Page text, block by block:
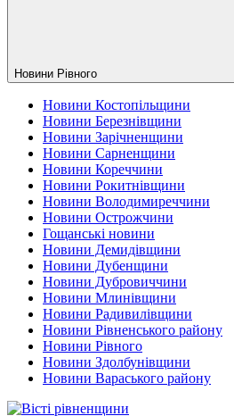
Новини Рiвного
Новини Костопільщини
Новини Березнівщини
Новини Зарічненщини
Новини Сарненщини
Новини Кореччини
Новини Рокитнівщини
Новини Володимиреччини
Новини Острожчини
Гощанські новини
Новини Демидівщини
Новини Дубенщини
Новини Дубровиччини
Новини Млинівщини
Новини Радивилівщини
Новини Рівненського району
Новини Рівного
Новини Здолбунівщини
Новини Вараського району